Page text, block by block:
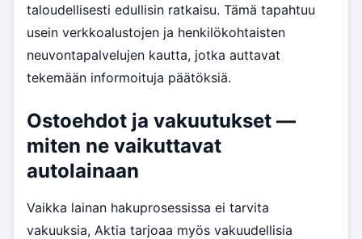
taloudellisesti edullisin ratkaisu. Tämä tapahtuu
usein verkkoalustojen ja henkilökohtaisten
neuvontapalvelujen kautta, jotka auttavat
tekemään informoituja päätöksiä.
Ostoehdot ja vakuutukset —
miten ne vaikuttavat
autolainaan
Vaikka lainan hakuprosessissa ei tarvita
vakuuksia, Aktia tarjoaa myös vakuudellisia